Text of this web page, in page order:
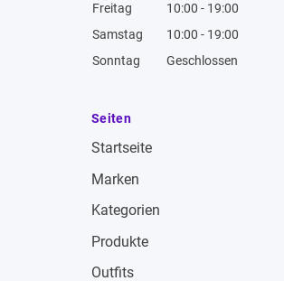
Freitag
10:00 - 19:00
Samstag
10:00 - 19:00
Sonntag
Geschlossen
Seiten
Startseite
Marken
Kategorien
Produkte
Outfits